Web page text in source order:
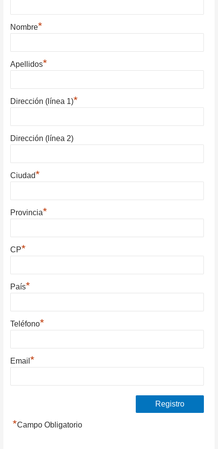
Nombre*
Apellidos*
Dirección (línea 1)*
Dirección (línea 2)
Ciudad*
Provincia*
CP*
País*
Teléfono*
Email*
*Campo Obligatorio